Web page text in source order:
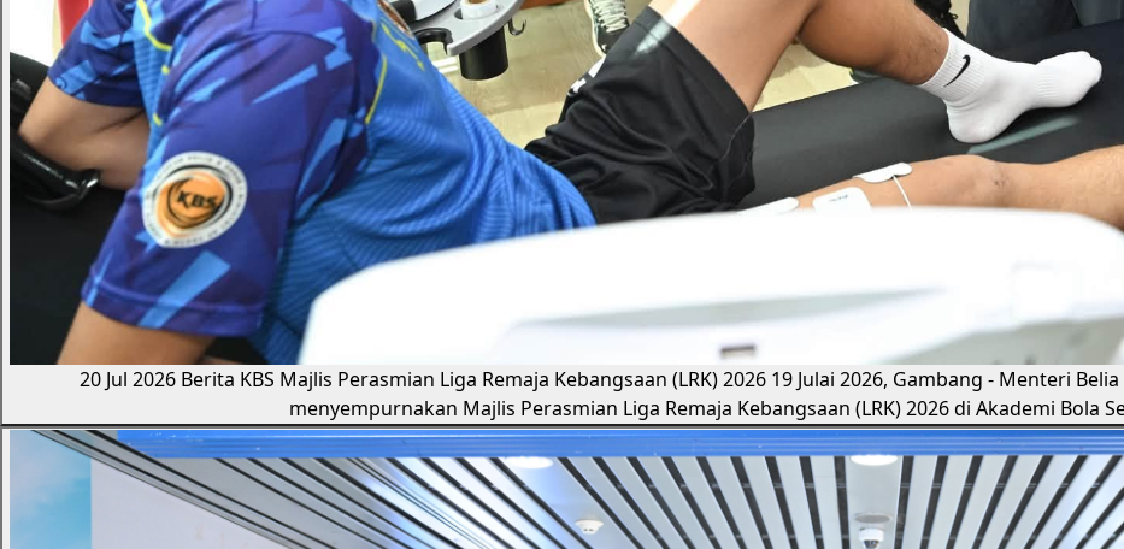
20 Jul 2026 Berita KBS Majlis Perasmian Liga Remaja Kebangsaan (LRK) 2026 19 Julai 2026, Gambang - Menteri
menyempurnakan Majlis Perasmian Liga Remaja Kebangsaan (LRK) 2026 di Akademi Bola